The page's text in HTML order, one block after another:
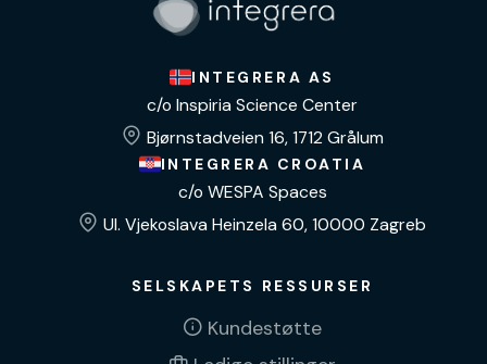
INTEGRERA AS
c/o Inspiria Science Center
Bjørnstadveien 16, 1712 Grålum
INTEGRERA CROATIA
c/o WESPA Spaces
Ul. Vjekoslava Heinzela 60, 10000 Zagreb
SELSKAPETS RESSURSER
Kundestøtte